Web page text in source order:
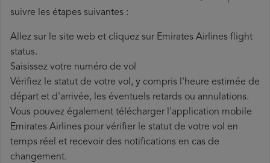
suivre les étapes suivantes :
Allez sur le site web et cliquez sur Emirates Airlines flight
status.
Saisissez votre numéro de vol
Vérifiez le statut de votre vol, y compris l'heure estimée de
départ et d'arrivée, les éventuels retards ou annulations.
Vous pouvez également télécharger l'application mobile
Emirates Airlines pour vérifier le statut de votre vol en
temps réel et recevoir des notifications en cas de
changement.